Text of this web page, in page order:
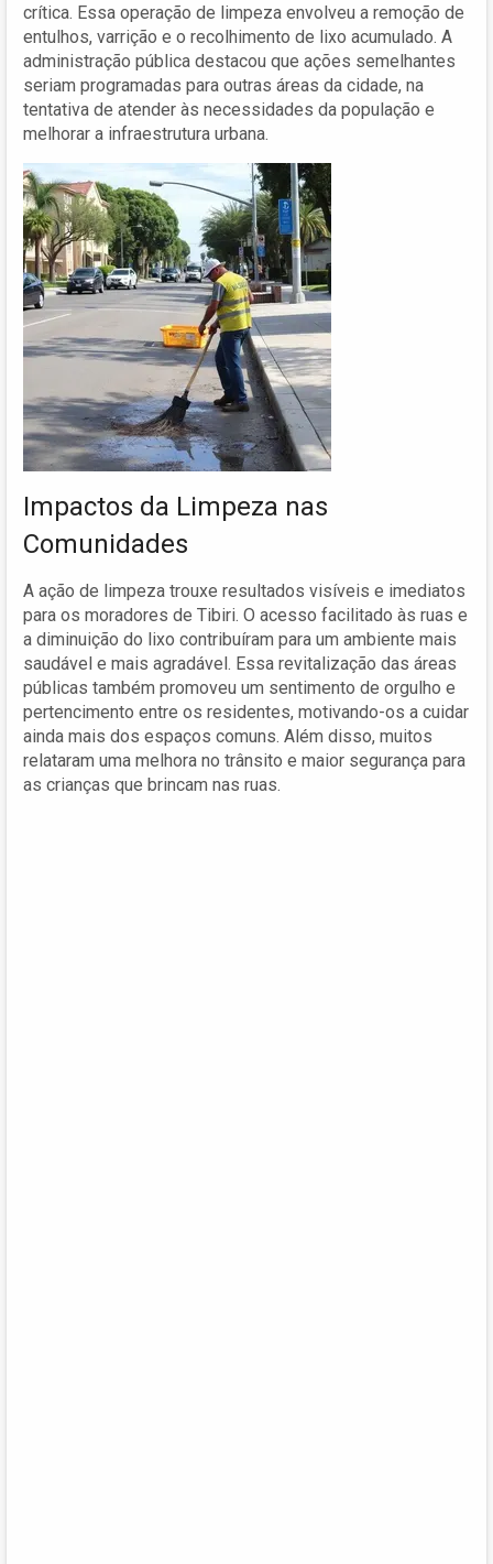
crítica. Essa operação de limpeza envolveu a remoção de
entulhos, varrição e o recolhimento de lixo acumulado. A
administração pública destacou que ações semelhantes
seriam programadas para outras áreas da cidade, na
tentativa de atender às necessidades da população e
melhorar a infraestrutura urbana.
Impactos da Limpeza nas
Comunidades
A ação de limpeza trouxe resultados visíveis e imediatos
para os moradores de Tibiri. O acesso facilitado às ruas e
a diminuição do lixo contribuíram para um ambiente mais
saudável e mais agradável. Essa revitalização das áreas
públicas também promoveu um sentimento de orgulho e
pertencimento entre os residentes, motivando-os a cuidar
ainda mais dos espaços comuns. Além disso, muitos
relataram uma melhora no trânsito e maior segurança para
as crianças que brincam nas ruas.